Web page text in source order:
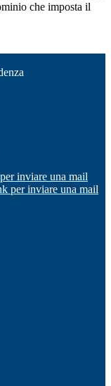
che imposta il
inviare una mail
per inviare una mail